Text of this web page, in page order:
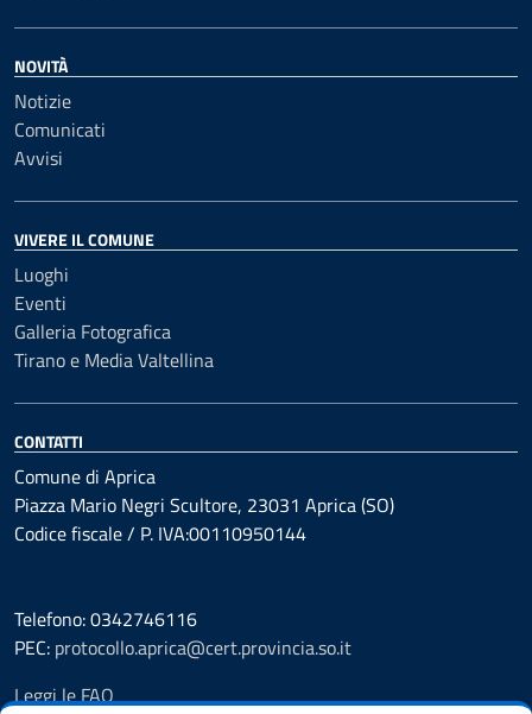
NOVITÀ
Notizie
Comunicati
Avvisi
VIVERE IL COMUNE
Luoghi
Eventi
Galleria Fotografica
Tirano e Media Valtellina
CONTATTI
Comune di Aprica
Piazza Mario Negri Scultore, 23031 Aprica (SO)
Codice fiscale / P. IVA:00110950144
Telefono: 0342746116
PEC: protocollo.aprica@cert.provincia.so.it
Leggi le FAQ